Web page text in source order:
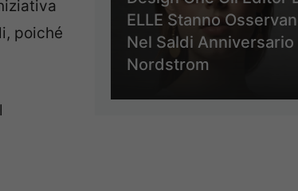
poiché
ELLE Stanno
Nel Saldi Anniversario
Nordstrom